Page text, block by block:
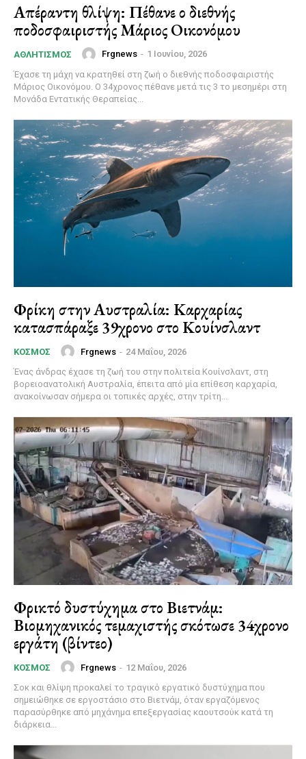
Απέραντη θλίψη: Πέθανε ο διεθνής
ποδοσφαιριστής Μάριος Οικονόμου
ΑΘΛΗΤΙΣΜΌΣ Frgnews - 1 Ιουνίου, 2026
Έχασε τη μάχη να κρατηθεί στη ζωή ο διεθνής ποδοσφαιριστής
Μάριος Οικονόμου. Ο 34χρονος πέθανε μετά τις 3 το μεσημέρι στη
Μονάδα Εντατικής Θεραπείας...
Φρίκη στην Αυστραλία: Καρχαρίας
κατασπάραξε 39χρονο στο Κουίνσλαντ
ΚΌΣΜΟΣ Frgnews - 24 Μαΐου, 2026
Ένας άνδρας έχασε τη ζωή του στην πολιτεία Κουίνσλαντ, στη
βορειοανατολική Αυστραλία, έπειτα από μία επίθεση καρχαρία,
ανακοίνωσαν σήμερα οι τοπικές αρχές, στην τρίτη...
Φρικτό δυστύχημα στο Βιετνάμ:
Βιομηχανικός τεμαχιστής σκότωσε 34χρονο
εργάτη (βίντεο)
ΚΌΣΜΟΣ Frgnews - 12 Μαΐου, 2026
Σοκ και θλίψη προκαλεί το τραγικό εργατικό δυστύχημα που
σημειώθηκε σε εργοστάσιο στο Βιετνάμ, όταν εργαζόμενος
παρασύρθηκε από μηχάνημα επεξεργασίας καουτσούκ κατά τη
διάρκεια...